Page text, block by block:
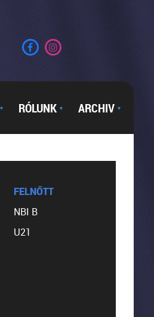
▼ RÓLUNK ▼ ARCHIV ▼
FELNŐTT
NBI B
U21